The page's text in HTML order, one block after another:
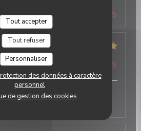
Tout accepter
Tout refuser
Personnaliser
des données à caractère
personnel
de gestion des cookies
:5/5 Cuisine:5 /5
Couverts 2
:5/5 Cuisine:5 /5
jours car de passage. Je